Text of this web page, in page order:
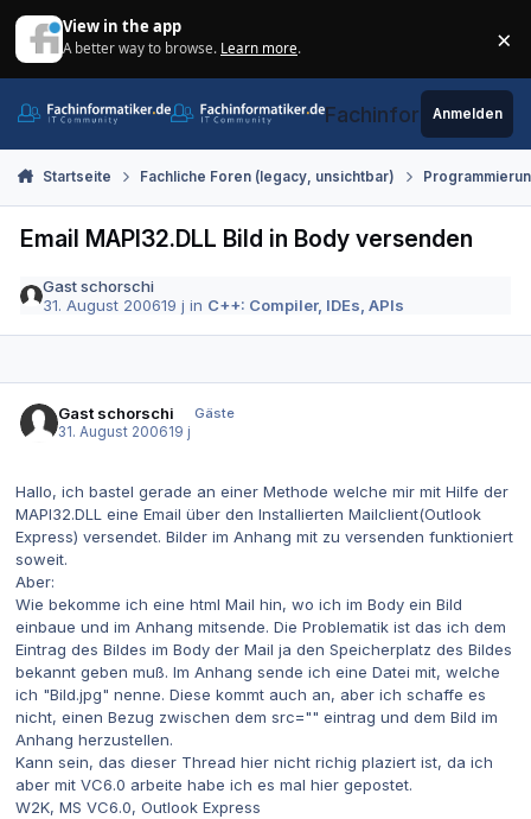
View in the app
A better way to browse. Learn more. ×
Fachinformatiker.de
Anmelden
Startseite Fachliche Foren (legacy, unsichtbar)
Email MAPI32.DLL Bild in Body versenden
Gast schorschi
31. August 200619 j in C++: Compiler, IDEs, APIs
Gast schorschi
Gäste
31. August 200619 j
Hallo, ich bastel gerade an einer Methode welche mir mit Hilfe der
MAPI32.DLL eine Email über den Installierten Mailclient(Outlook
Express) versendet. Bilder im Anhang mit zu versenden funktioniert
soweit.
Aber:
Wie bekomme ich eine html Mail hin, wo ich im Body ein Bild
einbaue und im Anhang mitsende. Die Problematik ist das ich dem
Eintrag des Bildes im Body der Mail ja den Speicherplatz des Bildes
bekannt geben muß. Im Anhang sende ich eine Datei mit, welche
ich "Bild.jpg" nenne. Diese kommt auch an, aber ich schaffe es
nicht, einen Bezug zwischen dem src="" eintrag und dem Bild im
Anhang herzustellen.
Kann sein, das dieser Thread hier nicht richig plaziert ist, da ich
aber mit VC6.0 arbeite habe ich es mal hier gepostet.
W2K, MS VC6.0, Outlook Express